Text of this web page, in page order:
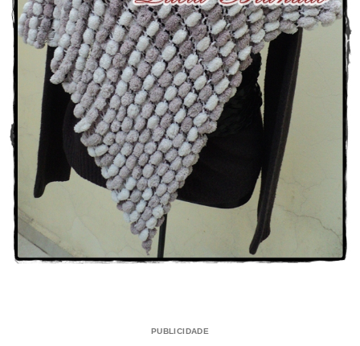
PUBLICIDADE